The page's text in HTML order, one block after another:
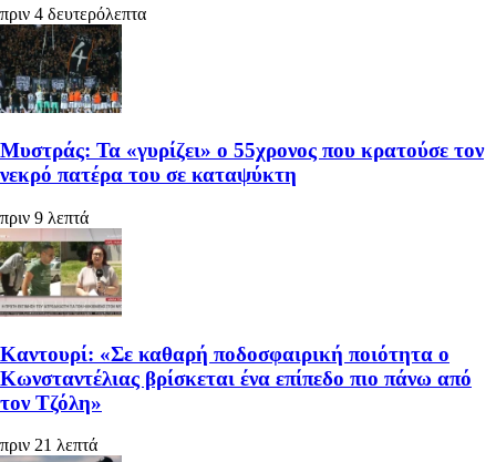
πριν 4 δευτερόλεπτα
Μυστράς: Τα «γυρίζει» ο 55χρονος που κρατούσε τον
νεκρό πατέρα του σε καταψύκτη
πριν 9 λεπτά
Καντουρί: «Σε καθαρή ποδοσφαιρική ποιότητα ο
Κωνσταντέλιας βρίσκεται ένα επίπεδο πιο πάνω από
τον Τζόλη»
πριν 21 λεπτά